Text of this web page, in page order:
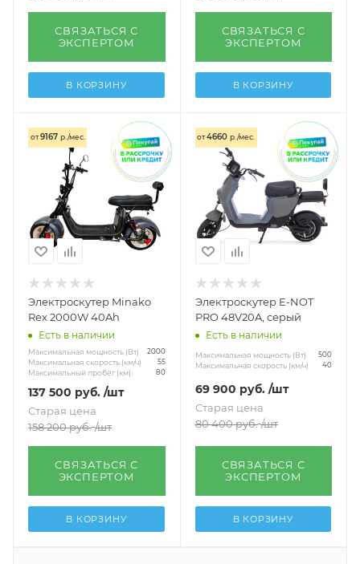
СВЯЗАТЬСЯ С
ЭКСПЕРТОМ
В КОРЗИНУ
СВЯЗАТЬСЯ С
ЭКСПЕРТОМ
В КОРЗИНУ
от9167 р./мес.
Электроскутер Minako
Rex 2000W 40Ah
Есть в наличии
Максимальная мощность (Вт) 2000
Максимальная скорость (км/ч) 55
Максимальный пробег (км) 80
137 500 руб. /шт
Старая цена
158 200руб. /шт
СВЯЗАТЬСЯ С
ЭКСПЕРТОМ
В КОРЗИНУ
от4660 р./мес.
Электроскутер E-NOT
PRO 48V20A, серый
Есть в наличии
Максимальная мощность (Вт) 500
Максимальная скорость (км/ч) 40
69 900 руб. /шт
Старая цена
80 400руб. /шт
СВЯЗАТЬСЯ С
ЭКСПЕРТОМ
В КОРЗИНУ